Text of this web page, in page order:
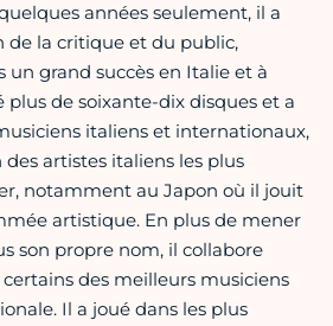
années seulement, il a
de la critique et du public,
grand succès en Italie et à
plus de soixante-dix disques et a
italiens et internationaux,
artistes italiens les plus
notamment au Japon où il jouit
artistique. En plus de mener
son propre nom, il collabore
des meilleurs musiciens
Il a joué dans les plus